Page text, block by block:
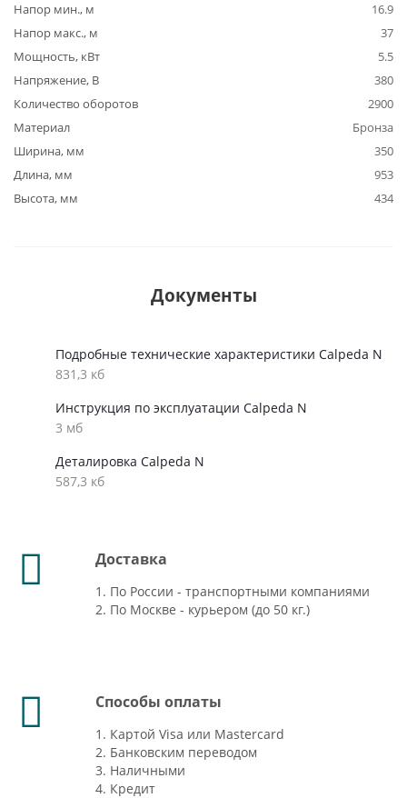
Напор мин., м
16.9
Напор макс., м
37
Мощность, кВт
5.5
Напряжение, В
380
Количество оборотов
2900
Материал
Бронза
Ширина, мм
350
Длина, мм
953
Высота, мм
434
Документы
Подробные технические характеристики Calpeda N
831,3 кб
Инструкция по эксплуатации Calpeda N
3 мб
Деталировка Calpeda N
587,3 кб
Доставка
1. По России - транспортными компаниями
2. По Москве - курьером (до 50 кг.)
Способы оплаты
1. Картой Visa или Mastercard
2. Банковским переводом
3. Наличными
4. Кредит